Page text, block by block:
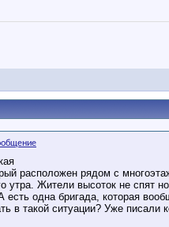
расположен рядом с
утра. Жители высоток не спят
есть одна бригада, которая
в такой ситуации? Уже писали